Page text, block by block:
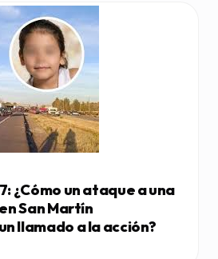
¿Cómo un ataque a una
San Martín
llamado a la acción?